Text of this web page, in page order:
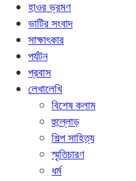
হাওর ভ্রমণ
ভাটির সংবাদ
সাক্ষাৎকার
পর্যটন
প্রবাস
লেখালেখি
বিশেষ কলাম
হুল্লোড়
শিল্প সাহিত্য
স্মৃতিচারণ
ধর্ম